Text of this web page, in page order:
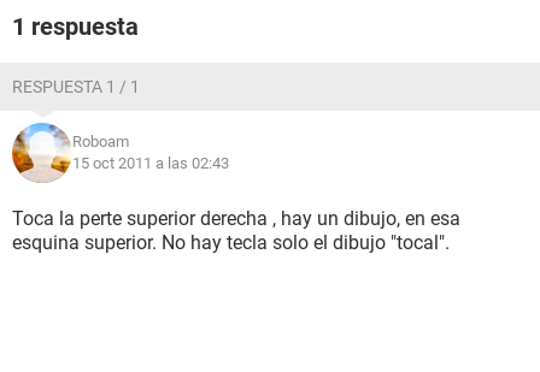
1 respuesta
RESPUESTA 1 / 1
Roboam
15 oct 2011 a las 02:43
Toca la perte superior derecha , hay un dibujo, en esa
esquina superior. No hay tecla solo el dibujo "tocal".